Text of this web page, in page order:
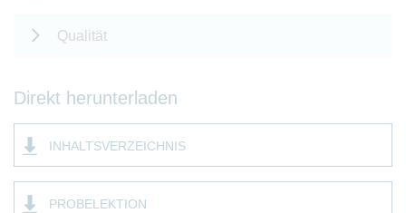
Qualität
Direkt herunterladen
INHALTSVERZEICHNIS
PROBELEKTION